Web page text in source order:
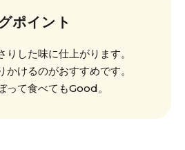
ポイント
した味に仕上がります。
かけるのがおすすめです。
って食べてもGood。